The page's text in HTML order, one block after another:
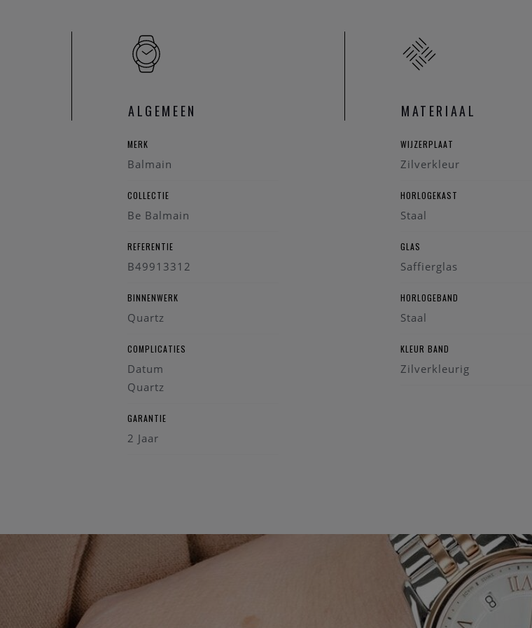
ALGEMEEN
MERK
Balmain
COLLECTIE
Be Balmain
REFERENTIE
B49913312
BINNENWERK
Quartz
COMPLICATIES
Datum
Quartz
GARANTIE
2 Jaar
MATERIAAL
WIJZERPLAAT
Zilverkleur
HORLOGEKAST
Staal
GLAS
Saffierglas
HORLOGEBAND
Staal
KLEUR BAND
Zilverkleurig